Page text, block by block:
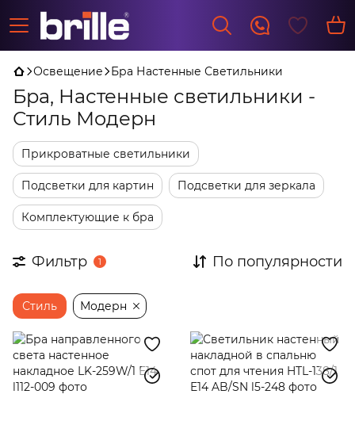
Освещение Бра Настенные Светильники
Бра, Настенные светильники -
Стиль Модерн
Прикроватные светильники
Подсветки для картин Подсветки для зеркала
Комплектующие к бра
Фильтр 1 По популярности
Стиль Модерн